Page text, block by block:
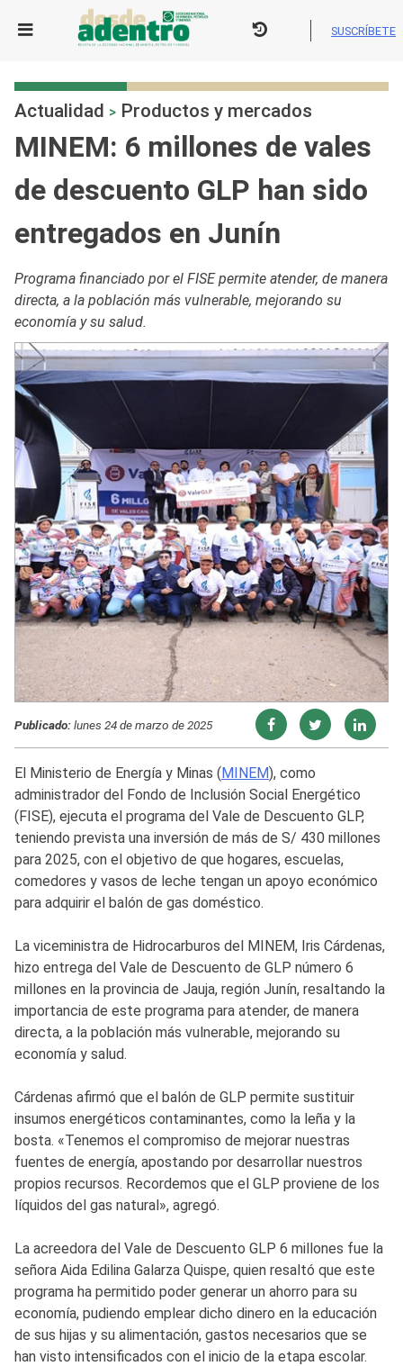
SUSCRÍBETE
Actualidad > Productos y mercados
MINEM: 6 millones de vales
de descuento GLP han sido
entregados en Junín
Programa financiado por el FISE permite atender, de manera
directa, a la población más vulnerable, mejorando su
economía y su salud.
Publicado:lunes 24 de marzo de 2025
El Ministerio de Energía y Minas (MINEM), como
administrador del Fondo de Inclusión Social Energético
(FISE), ejecuta el programa del Vale de Descuento GLP,
teniendo prevista una inversión de más de S/ 430 millones
para 2025, con el objetivo de que hogares, escuelas,
comedores y vasos de leche tengan un apoyo económico
para adquirir el balón de gas doméstico.
La viceministra de Hidrocarburos del MINEM, Iris Cárdenas,
hizo entrega del Vale de Descuento de GLP número 6
millones en la provincia de Jauja, región Junín, resaltando la
importancia de este programa para atender, de manera
directa, a la población más vulnerable, mejorando su
economía y salud.
Cárdenas afirmó que el balón de GLP permite sustituir
insumos energéticos contaminantes, como la leña y la
bosta. «Tenemos el compromiso de mejorar nuestras
fuentes de energía, apostando por desarrollar nuestros
propios recursos. Recordemos que el GLP proviene de los
líquidos del gas natural», agregó.
La acreedora del Vale de Descuento GLP 6 millones fue la
señora Aida Edilina Galarza Quispe, quien resaltó que este
programa ha permitido poder generar un ahorro para su
economía, pudiendo emplear dicho dinero en la educación
de sus hijas y su alimentación, gastos necesarios que se
han visto intensificados con el inicio de la etapa escolar.